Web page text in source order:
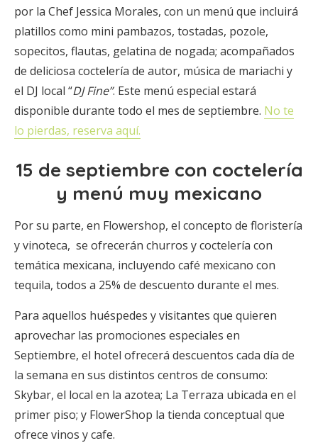
por la Chef Jessica Morales, con un menú que incluirá
platillos como mini pambazos, tostadas, pozole,
sopecitos, flautas, gelatina de nogada; acompañados
de deliciosa coctelería de autor, música de mariachi y
el DJ local “DJ Fine”. Este menú especial estará
disponible durante todo el mes de septiembre. No te
lo pierdas, reserva aquí.
15 de septiembre con coctelería
y menú muy mexicano
Por su parte, en Flowershop, el concepto de floristería
y vinoteca, se ofrecerán churros y coctelería con
temática mexicana, incluyendo café mexicano con
tequila, todos a 25% de descuento durante el mes.
Para aquellos huéspedes y visitantes que quieren
aprovechar las promociones especiales en
Septiembre, el hotel ofrecerá descuentos cada día de
la semana en sus distintos centros de consumo:
Skybar, el local en la azotea; La Terraza ubicada en el
primer piso; y FlowerShop la tienda conceptual que
ofrece vinos y cafe.